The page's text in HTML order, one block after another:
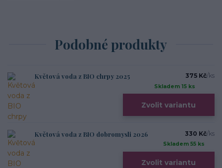
Podobné produkty
Květová voda z BIO chrpy 2025 375 Kč/ks
Skladem 15 ks
Zvolit variantu
Květová voda z BIO dobromysli 2026 330 Kč/ks
Skladem 55 ks
Zvolit variantu